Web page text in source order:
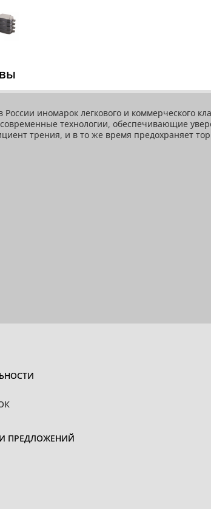
иномарок легкового и коммерческого
технологии, обеспечивающие
трения, и в то же время предохраняет
ПРЕДЛОЖЕНИЙ